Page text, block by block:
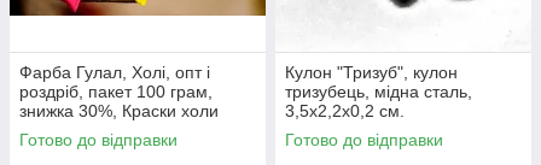
Фарба Гулал, Холі, опт і
роздріб, пакет 100 грам,
знижка 30%, Краски холи
Готово до відправки
Кулон "Тризуб", кулон
тризубець, мідна сталь,
3,5х2,2х0,2 см.
Готово до відправки